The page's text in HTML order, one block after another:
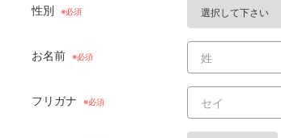
性別
お名前
フリガナ